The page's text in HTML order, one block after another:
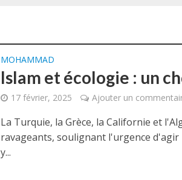
MOHAMMAD
Islam et écologie : un
17 février, 2025 Ajouter un
La Turquie, la Grèce, la Californie et
ravageants, soulignant l'urgence
y...